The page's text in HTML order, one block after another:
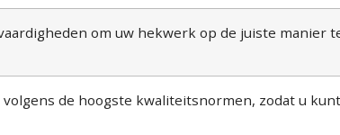
om uw hekwerk op de juiste manier
de hoogste kwaliteitsnormen, zodat u kunt